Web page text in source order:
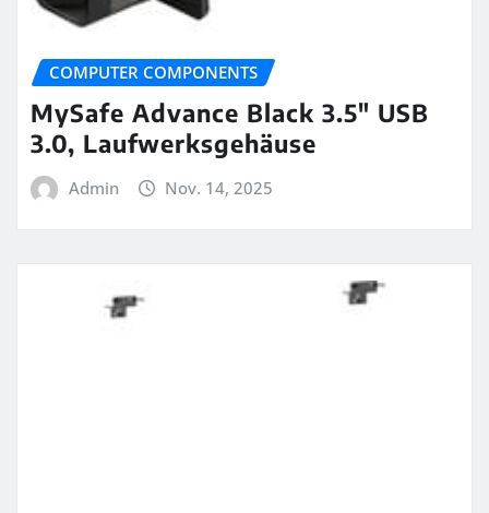
COMPUTER COMPONENTS
MySafe Advance Black 3.5″ USB
3.0, Laufwerksgehäuse
Admin Nov. 14, 2025